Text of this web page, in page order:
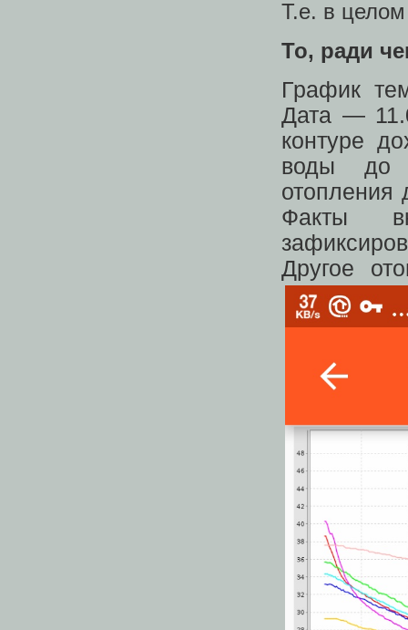
Т.е. в целом
То, ради
График
Дата —
контуре
воды до
отопления
Факты
Другое